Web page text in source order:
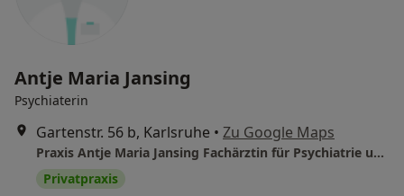
Antje Maria Jansing
Psychiaterin
Gartenstr. 56 b, Karlsruhe • Zu Google Maps
Praxis Antje Maria Jansing Fachärztin für Psychiatrie und Psychotherapie
Privatpraxis